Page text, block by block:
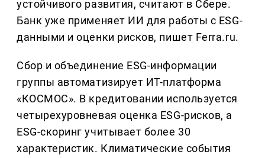
устойчивого развития, считают в Сбере.
Банк уже применяет ИИ для работы с ESG-
данными и оценки рисков, пишет Ferra.ru.
Сбор и объединение ESG-информации
группы автоматизирует ИТ-платформа
«КОСМОС». В кредитовании используется
четырехуровневая оценка ESG-рисков, а
ESG-скоринг учитывает более 30
характеристик. Климатические события